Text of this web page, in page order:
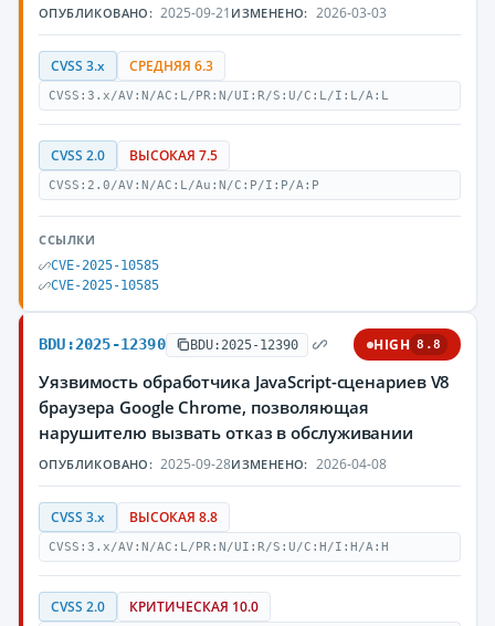
ОПУБЛИКОВАНО: 2025-09-21 ИЗМЕНЕНО: 2026-03-03
CVSS 3.x СРЕДНЯЯ 6.3
CVSS:3.x/AV:N/AC:L/PR:N/UI:R/S:U/C:L/I:L/A:L
CVSS 2.0 ВЫСОКАЯ 7.5
CVSS:2.0/AV:N/AC:L/Au:N/C:P/I:P/A:P
ССЫЛКИ
CVE-2025-10585
CVE-2025-10585
BDU:2025-12390 BDU:2025-12390 HIGH 8.8
Уязвимость обработчика JavaScript-сценариев V8
браузера Google Chrome, позволяющая
нарушителю вызвать отказ в обслуживании
ОПУБЛИКОВАНО: 2025-09-28ИЗМЕНЕНО: 2026-04-08
CVSS 3.x ВЫСОКАЯ 8.8
CVSS:3.x/AV:N/AC:L/PR:N/UI:R/S:U/C:H/I:H/A:H
CVSS 2.0 КРИТИЧЕСКАЯ 10.0